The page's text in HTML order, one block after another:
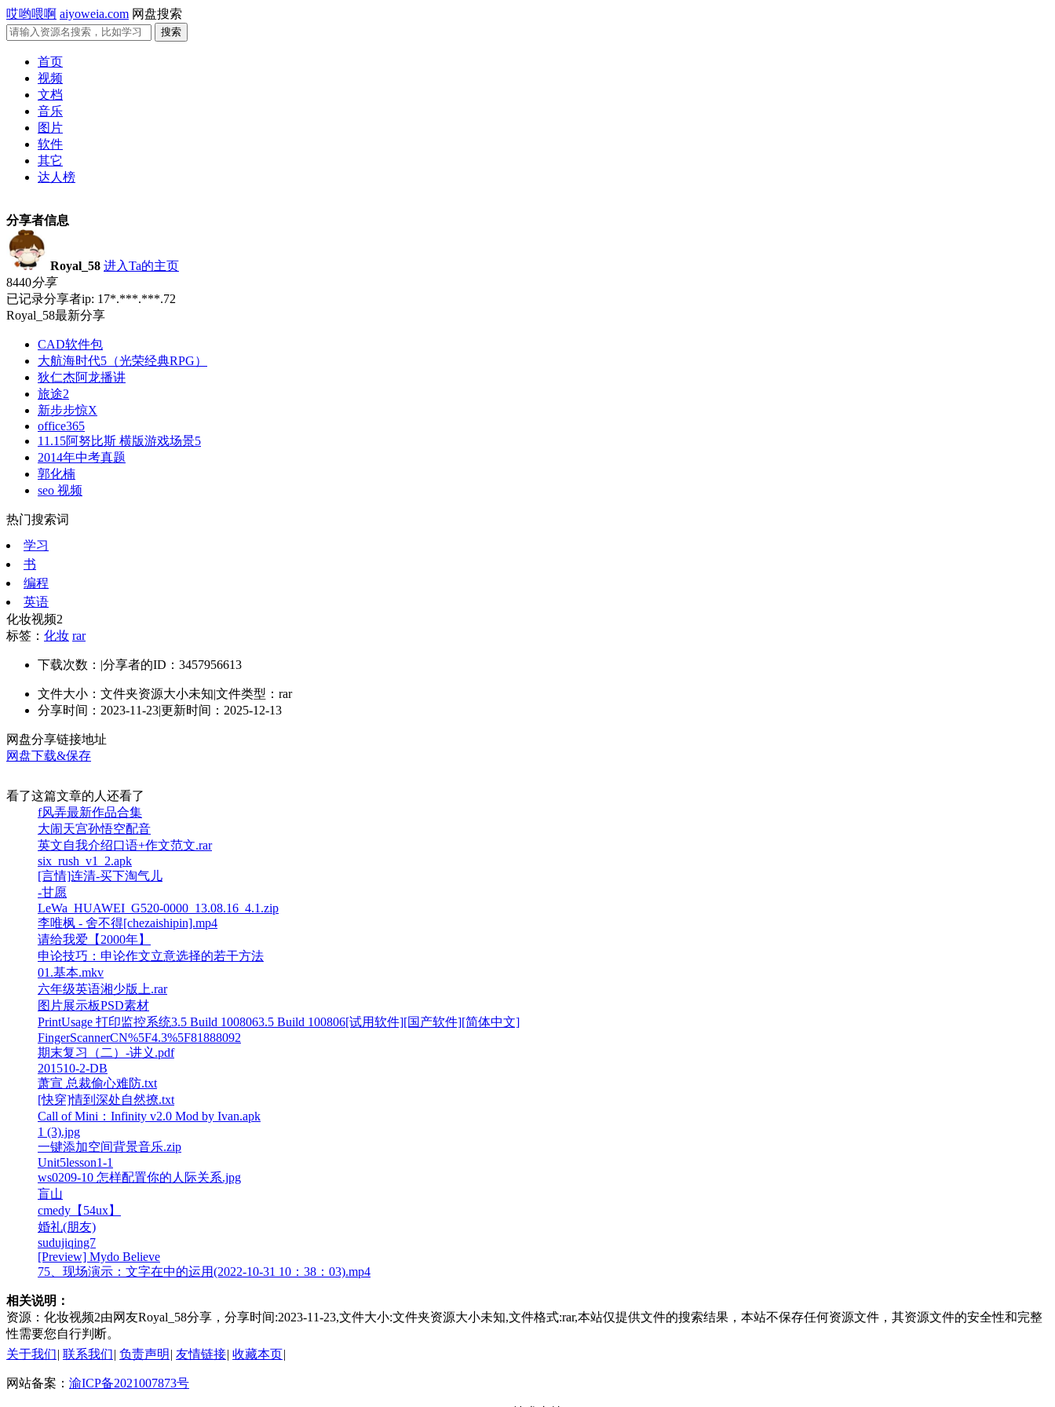
哎哟喂啊 aiyoweia.com 网盘搜索
首页
视频
文档
音乐
图片
软件
其它
达人榜
分享者信息
Royal_58 进入Ta的主页
8440分享
已记录分享者ip: 17*.***.***.72
Royal_58最新分享
CAD软件包
大航海时代5（光荣经典RPG）
狄仁杰阿龙播讲
旅途2
新步步惊X
office365
11.15阿努比斯 横版游戏场景5
2014年中考真题
郭化楠
seo 视频
热门搜索词
学习
书
编程
英语
化妆视频2
标签： 化妆 rar
下载次数： |分享者的ID：3457956613
文件大小：文件夹资源大小未知|文件类型：rar
分享时间：2023-11-23|更新时间：2025-12-13
网盘分享链接地址
网盘下载&保存
看了这篇文章的人还看了
f风弄最新作品合集
大闹天宫孙悟空配音
英文自我介绍口语+作文范文.rar
six_rush_v1_2.apk
[言情]连清-买下淘气儿
-甘愿
LeWa_HUAWEI_G520-0000_13.08.16_4.1.zip
李唯枫 - 舍不得[chezaishipin].mp4
请给我爱【2000年】
申论技巧：申论作文立意选择的若干方法
01.基本.mkv
六年级英语湘少版上.rar
图片展示板PSD素材
PrintUsage 打印监控系统3.5 Build 1008063.5 Build 100806[试用软件][国产软件][简体中文]
FingerScannerCN%5F4.3%5F81888092
期末复习（二）-讲义.pdf
201510-2-DB
萧宣 总裁偷心难防.txt
[快穿]情到深处自然撩.txt
Call of Mini：Infinity v2.0 Mod by Ivan.apk
1 (3).jpg
一键添加空间背景音乐.zip
Unit5lesson1-1
ws0209-10 怎样配置你的人际关系.jpg
盲山
cmedy【54ux】
婚礼(朋友)
sudujiqing7
[Preview] Mydo Believe
75、现场演示：文字在中的运用(2022-10-31 10：38：03).mp4
相关说明：
资源：化妆视频2由网友Royal_58分享，分享时间:2023-11-23,文件大小:文件夹资源大小未知,文件格式:rar,本站仅提供文件的搜索结果，本站不保存任何资源文件，其资源文件的安全性和完整
性需要您自行判断。
关于我们| 联系我们| 负责声明 | 友情链接| 收藏本页|
网站备案： 渝ICP备2021007873号